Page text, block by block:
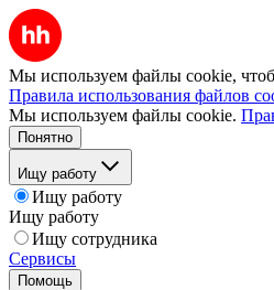
Мы используем файлы cookie,
Правила использования файлов
Мы используем файлы cookie.
Понятно
Ищу работу
Ищу работу
Ищу работу
Ищу сотрудника
Сервисы
Помощь